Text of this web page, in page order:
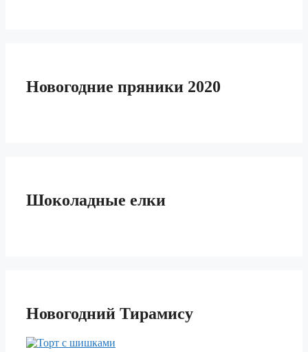
Новогодние пряники 2020
Шоколадные елки
Новогодний Тирамису